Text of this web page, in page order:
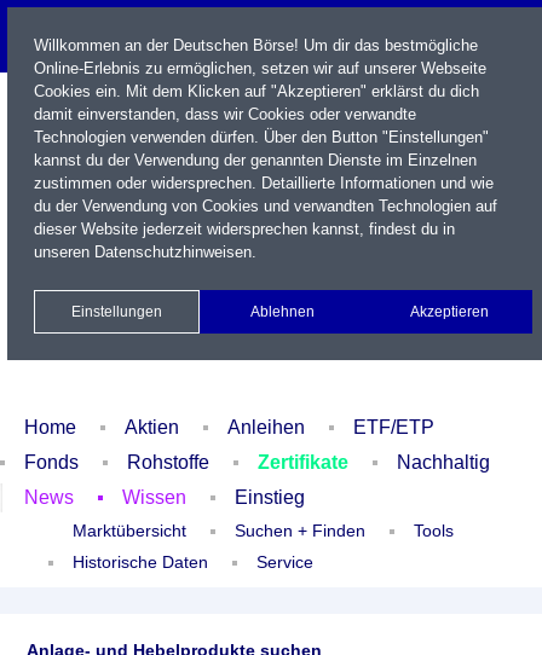
Name / WKN / ISIN / Kürzel
Newsletter Kontakt
Xetra Realtime
Watchlist Portfolio Login
Home Aktien Anleihen
ETF/ETP
Fonds
Rohstoffe Zertifikate
Nachhaltig
News
Wissen Einstieg
Marktübersicht Suchen + Finden
Tools
Historische Daten
Service
Anlage- und Hebelprodukte suchen
Willkommen an der Deutschen Börse! Um dir das bestmögliche
Online-Erlebnis zu ermöglichen, setzen wir auf unserer Webseite
Cookies ein. Mit dem Klicken auf "Akzeptieren" erklärst du dich
damit einverstanden, dass wir Cookies oder verwandte
Technologien verwenden dürfen. Über den Button "Einstellungen"
kannst du der Verwendung der genannten Dienste im Einzelnen
zustimmen oder widersprechen. Detaillierte Informationen und wie
du der Verwendung von Cookies und verwandten Technologien auf
dieser Website jederzeit widersprechen kannst, findest du in
unseren Datenschutzhinweisen.
Einstellungen Ablehnen Akzeptieren